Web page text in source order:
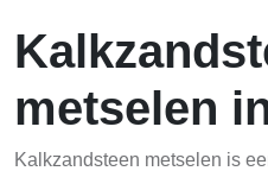
metselen
Kalkzandsteen metselen is